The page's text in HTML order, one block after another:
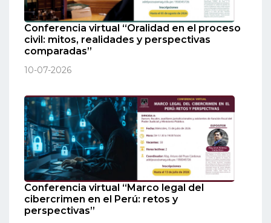
Conferencia virtual “Oralidad en el proceso
civil: mitos, realidades y perspectivas
comparadas”
10-07-2026
Conferencia virtual “Marco legal del
cibercrimen en el Perú: retos y
perspectivas”